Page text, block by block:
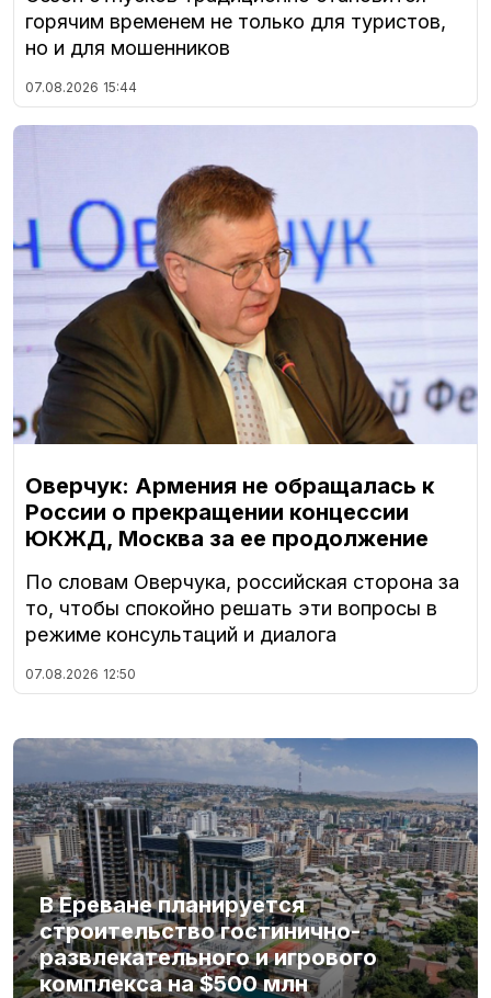
горячим временем не только для туристов,
но и для мошенников
07.08.2026 15:44
Оверчук: Армения не обращалась к
России о прекращении концессии
ЮКЖД, Москва за ее продолжение
По словам Оверчука, российская сторона за
то, чтобы спокойно решать эти вопросы в
режиме консультаций и диалога
07.08.2026 12:50
В Ереване планируется
строительство гостинично-
развлекательного и игрового
комплекса на $500 млн